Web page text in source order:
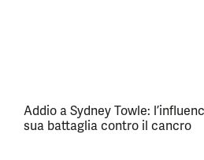
Addio a Sydney Towle:
sua battaglia contro il cancro